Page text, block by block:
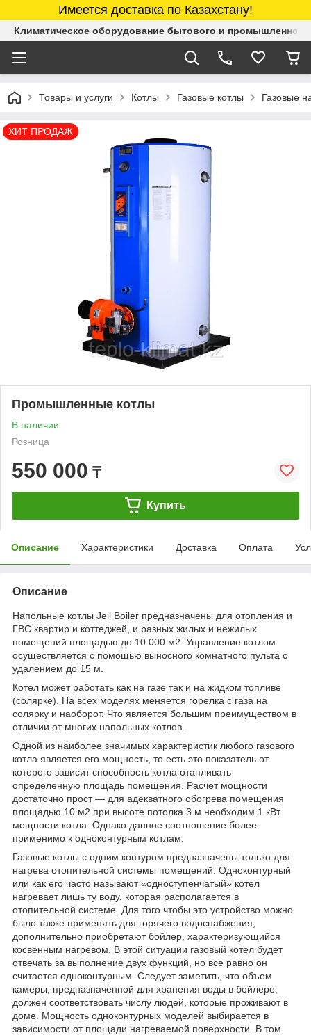
Имеется доставка по Казахстану!
Климатическое оборудование бытового и промышленного
Товары и услуги Котлы Газовые котлы Газовые
ХИТ ПРОДАЖ
Промышленные котлы
В наличии
Розница
550 000 ₸
Купить
Описание Характеристики Доставка Оплата
Описание
Напольные котлы Jeil Boiler предназначены для отопления и
ГВС квартир и коттеджей, и разных жилых и нежилых
помещений площадью до 10 000 м2. Управление котлом
осуществляется с помощью выносного комнатного пульта с
удалением до 15 м.
Котел может работать как на газе так и на жидком топливе
(солярке). На всех моделях меняется горелка с газа на
солярку и наоборот. Что является большим преимуществом в
отличии от многих напольных котлов.
Одной из наиболее значимых характеристик любого газового
котла является его мощность, то есть это показатель от
которого зависит способность котла отапливать
определенную площадь помещения. Расчет мощности
достаточно прост — для адекватного обогрева помещения
площадью 10 м2 при высоте потолка 3 м необходим 1 кВт
мощности котла. Однако данное соотношение более
применимо к одноконтурным котлам.
Газовые котлы с одним контуром предназначены только для
нагрева отопительной системы помещений. Одноконтурный
или как его часто называют «одноступенчатый» котел
нагревает лишь ту воду, которая располагается в
отопительной системе. Для того чтобы это устройство можно
было также применять для горячего водоснабжения,
дополнительно приобретают бойлер, характеризующийся
косвенным нагревом. В этой ситуации газовый котел будет
отвечать за выполнение двух функций, но все равно он
считается одноконтурным. Следует заметить, что объем
камеры, предназначенной для хранения воды в бойлере,
должен соответствовать числу людей, которые проживают в
доме. Мощность одноконтурных моделей выбирается в
зависимости от площади нагреваемой поверхности. В том